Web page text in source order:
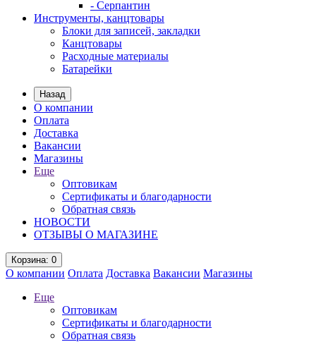
- Серпантин
Инструменты, канцтовары
Блоки для записей, закладки
Канцтовары
Расходные материалы
Батарейки
Назад
О компании
Оплата
Доставка
Вакансии
Магазины
Еще
Оптовикам
Сертификаты и благодарности
Обратная связь
НОВОСТИ
ОТЗЫВЫ О МАГАЗИНЕ
Корзина: 0
О компании Оплата Доставка Вакансии Магазины
Еще
Оптовикам
Сертификаты и благодарности
Обратная связь